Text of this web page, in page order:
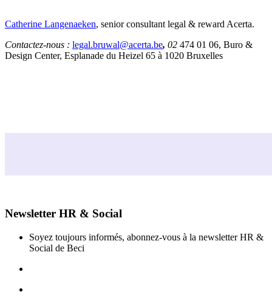
Catherine Langenaeken, senior consultant legal & reward Acerta.
Contactez-nous : legal.bruwal@acerta.be, 02 474 01 06, Buro &
Design Center, Esplanade du Heizel 65 à 1020 Bruxelles
Newsletter HR & Social
Soyez toujours informés, abonnez-vous à la newsletter HR &
Social de Beci